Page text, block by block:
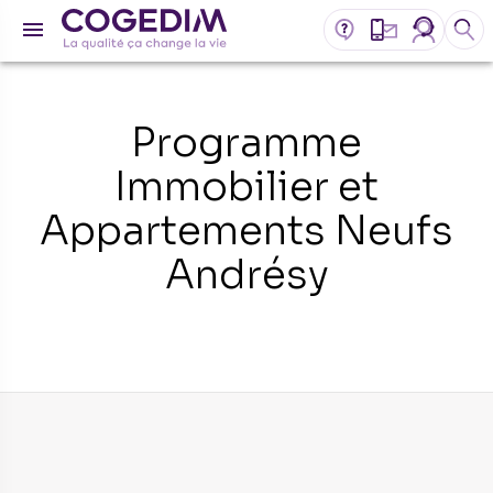
Programme
Immobilier et
Appartements Neufs
Andrésy